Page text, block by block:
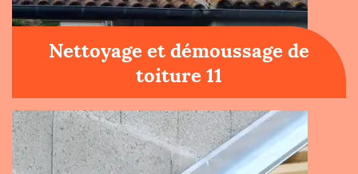
Nettoyage et démoussage de
toiture 11